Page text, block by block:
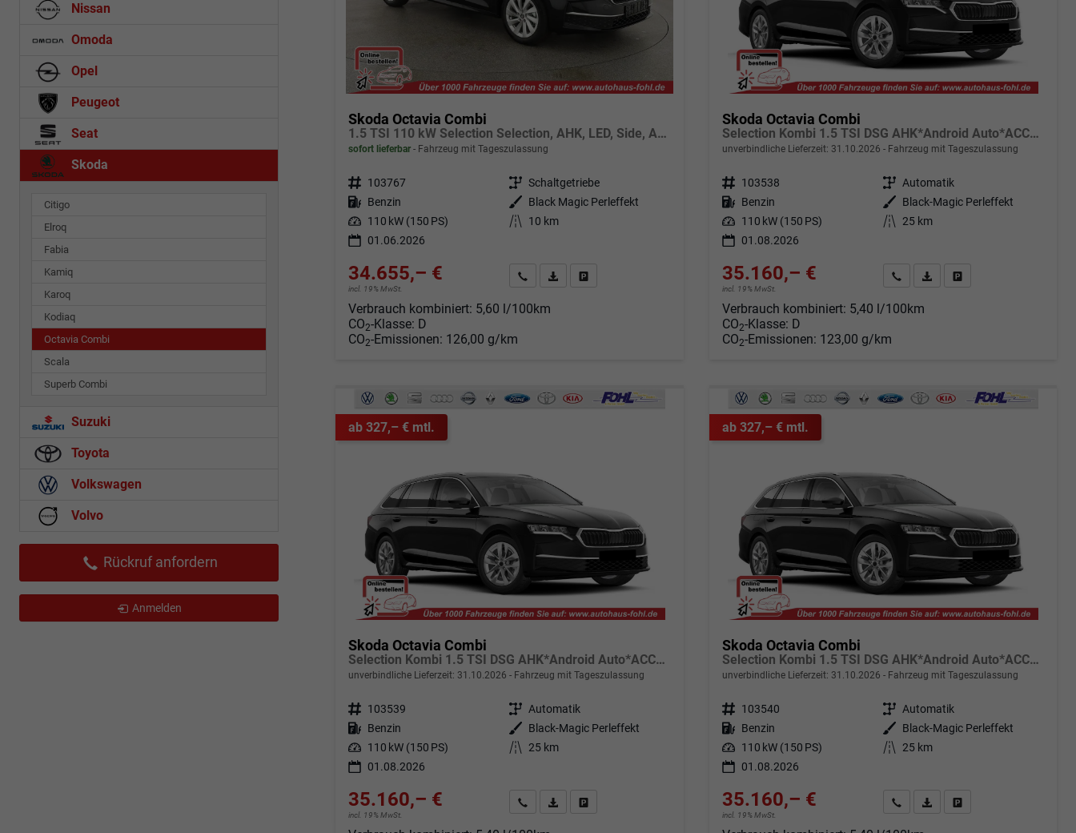
Skoda Octavia Combi
1.5 TSI 110 kW Selection Selection, AHK, LED, Side, ACC, Kamera, Winter, 17-Zoll
sofort lieferbar Fahrzeug mit Tageszulassung
Fahrzeugnr. 103767 Getriebe Schaltgetriebe
Kraftstoff Benzin Außenfarbe
Black Magic Perleffekt
Leistung 110 kW (150 PS) Kilometerstand
10 km
01.06.2026
34.655,– €
incl. 19% MwSt.
Angebot anfordern
Fahrzeugexpose (PDF)
Verbrauch kombiniert: 5,60 l/100km
CO2-Klasse: D
CO2-Emissionen: 126,00 g/km
Skoda Octavia Combi
Selection Kombi 1.5 TSI DSG AHK*Android Auto*ACC*SHZ*E-Heck*Keyless*Kamera*2Z Klimaauto
unverbindliche Lieferzeit: 31.10.2026 Fahrzeug mit Tageszulassung
Fahrzeugnr. 103538 Getriebe Automatik
Kraftstoff Benzin Außenfarbe
Black-Magic Perleffekt
Leistung 110 kW (150 PS) Kilometerstand 25 km
01.08.2026
35.160,– €
incl. 19% MwSt.
Angebot anfordern
Fahrzeugexpose (PDF)
Fahrzeug parken
Verbrauch kombiniert: 5,40 l/100km
CO2-Klasse: D
CO2-Emissionen: 123,00 g/km
ab 327,– € mtl.
Skoda Octavia Combi
Selection Kombi 1.5 TSI DSG AHK*Android Auto*ACC*SHZ*E-Heck*Keyless*Kamera*2Z Klimaauto
unverbindliche Lieferzeit: 31.10.2026 Fahrzeug mit Tageszulassung
Fahrzeugnr. 103539 Getriebe Automatik
Kraftstoff Benzin Außenfarbe
Black-Magic Perleffekt
Leistung 110 kW (150 PS) Kilometerstand 25 km
01.08.2026
35.160,– €
incl. 19% MwSt.
Angebot anfordern
Fahrzeugexpose (PDF)
ab 327,– € mtl.
Skoda Octavia Combi
Selection Kombi 1.5 TSI DSG AHK*Android Auto*ACC*SHZ*E-Heck*Keyless*Kamera*2Z Klimaauto
unverbindliche Lieferzeit: 31.10.2026 Fahrzeug mit Tageszulassung
Fahrzeugnr. 103540 Getriebe Automatik
Kraftstoff Benzin Außenfarbe
Black-Magic Perleffekt
Leistung 110 kW (150 PS) Kilometerstand 25 km
01.08.2026
35.160,– €
incl. 19% MwSt.
Angebot anfordern
Fahrzeugexpose (PDF)
Fahrzeug parken
Nissan
Omoda
Opel
Peugeot
Seat
Skoda
Citigo
Elroq
Fabia
Kamiq
Karoq
Kodiaq
Octavia Combi
Scala
Superb Combi
Suzuki
Toyota
Volkswagen
Volvo
Rückruf anfordern
Anmelden